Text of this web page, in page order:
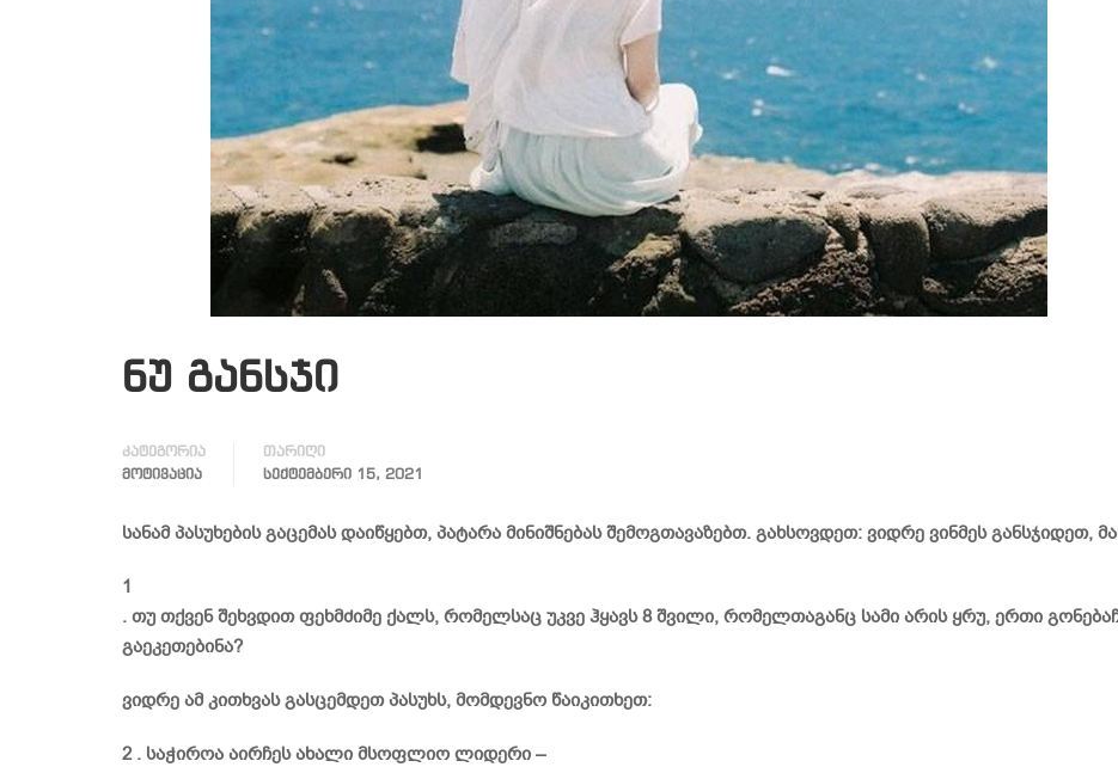
ნუ განსჯი
კატეგორია
ᲛᲝᲢᲘᲕᲐᲪᲘᲐ
თარიღი
ᲡᲔᲥᲢᲔᲛᲑᲔᲠᲘ 15, 2021
სანამ პასუხების გაცემას დაიწყებთ, პატარა მინიშნებას შემოგთავაზებთ. გახსოვდეთ: ვიდრე ვინმეს
1
. თუ თქვენ შეხვდით ფეხმძიმე ქალს, რომელსაც უკვე ჰყავს 8 შვილი, რომელთაგანც სამი არის ყრუ, ერთი
გაეკეთებინა?
ვიდრე ამ კითხვას გასცემდეთ პასუხს, მომდევნო წაიკითხეთ:
2 . საჭიროა აირჩეს ახალი მსოფლიო ლიდერი –